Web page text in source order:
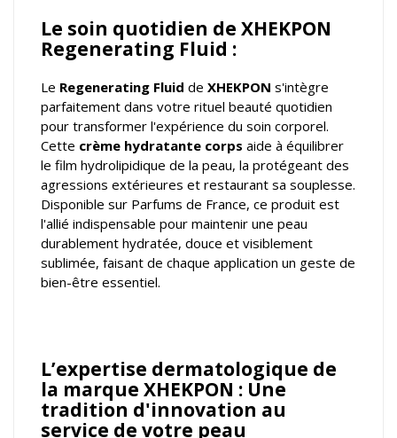
Le soin quotidien de XHEKPON
Regenerating Fluid :
Le Regenerating Fluid de XHEKPON s'intègre
parfaitement dans votre rituel beauté quotidien
pour transformer l'expérience du soin corporel.
Cette crème hydratante corps aide à équilibrer
le film hydrolipidique de la peau, la protégeant des
agressions extérieures et restaurant sa souplesse.
Disponible sur Parfums de France, ce produit est
l'allié indispensable pour maintenir une peau
durablement hydratée, douce et visiblement
sublimée, faisant de chaque application un geste de
bien-être essentiel.
L’expertise dermatologique de
la marque XHEKPON : Une
tradition d'innovation au
service de votre peau